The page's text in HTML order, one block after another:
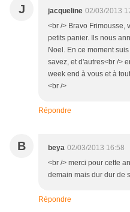
J jacqueline 02/03/2013
<br /> Bravo Frimousse,
petits panier. Ils nous
Noel. En ce moment
savez, et d'autres<br />
week end à vous et à
<br />
Répondre
B beya 02/03/2013 16:58
<br /> merci pour cette
demain mais dur dur de
Répondre